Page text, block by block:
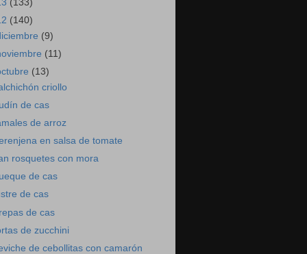
(133)
(140)
(9)
(11)
(13)
criollo
de cas
de arroz
en salsa de tomate
rosquetes con mora
de cas
de cas
de cas
de zucchini
de cebollitas con camarón